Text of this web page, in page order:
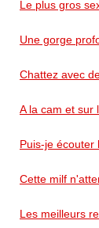
Le plus gros
Une gorge
Chattez avec
A la cam et sur
Puis-je écouter
Cette milf
Les meilleurs